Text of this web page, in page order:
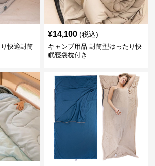
快適封筒
¥14,100 (税込)
キャンプ用品 封筒型ゆったり快
眠寝袋枕付き